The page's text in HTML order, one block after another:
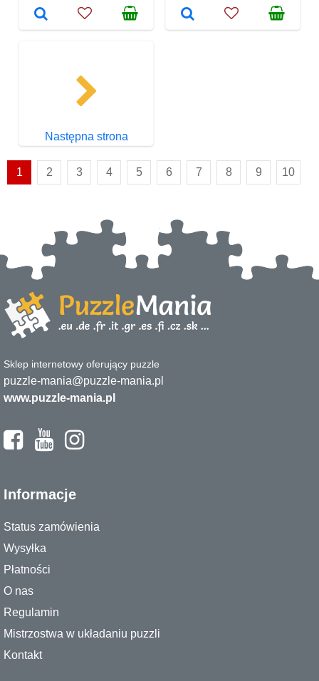
Następna strona
1 2 3 4 5 6 7 8 9 10
Sklep internetowy oferujący puzzle
puzzle-mania@puzzle-mania.pl
www.puzzle-mania.pl
Informacje
Status zamówienia
Wysyłka
Płatności
O nas
Regulamin
Mistrzostwa w układaniu puzzli
Kontakt